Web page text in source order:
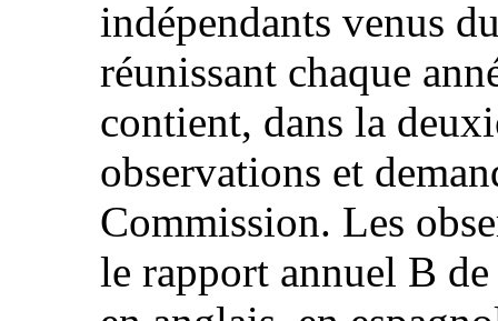
indépendants venus
réunissant chaque
contient, dans la
observations et
Commission. Les
le rapport annuel B